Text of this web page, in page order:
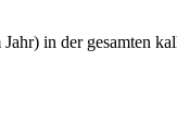
in der gesamten